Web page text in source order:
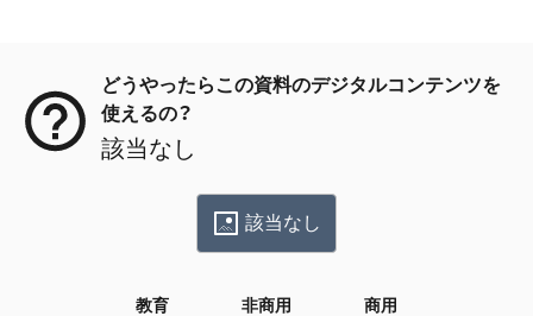
どうやったらこの資料のデジタルコンテンツを
使えるの？
該当なし
該当なし
教育 非商用 商用